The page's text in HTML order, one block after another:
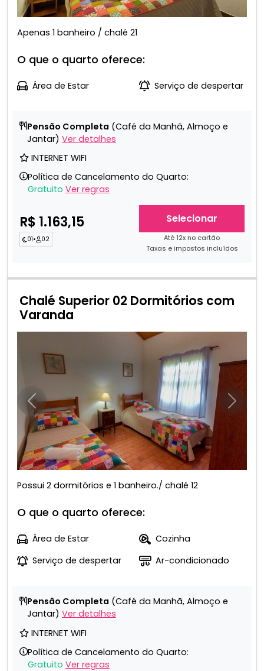
Apenas 1 banheiro / chalé 21
O que o quarto oferece:
Área de Estar Serviço de despertar
Pensão Completa (Café da Manhã, Almoço e
Jantar) Ver detalhes
INTERNET WIFI
Política de Cancelamento do Quarto:
Gratuito Ver regras
R$ 1.163,15
01• 02
Selecionar
Até 12x no cartão
Taxas e impostos incluídos
Chalé Superior 02 Dormitórios com
Varanda
Anterior
Possui 2 dormitórios e 1 banheiro./ chalé 12
O que o quarto oferece:
Área de Estar
Cozinha
Serviço de despertar
Ar-condicionado
Pensão Completa (Café da Manhã, Almoço e
Jantar) Ver detalhes
INTERNET WIFI
Política de Cancelamento do Quarto:
Gratuito Ver regras